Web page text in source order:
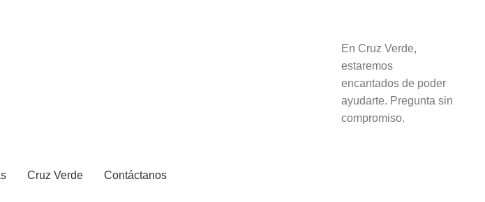
Cruz Verde Contáctanos
En Cruz Verde,
estaremos
encantados de poder
ayudarte. Pregunta sin
compromiso.